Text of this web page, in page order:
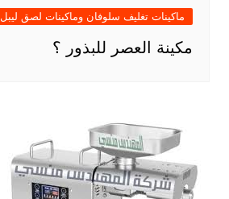
ماكينات تغليف سلوفان وماكينات لصق ليبل
مكينة العصر للبذور ؟